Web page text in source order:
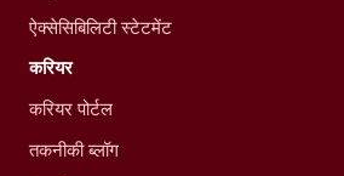
ऐक्सेसिबिलिटी स्टेटमेंट
करियर
करियर पोर्टल
तकनीकी ब्लॉग